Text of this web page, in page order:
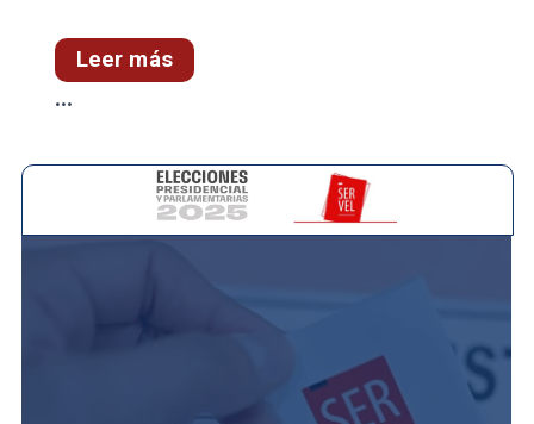
Leer más
...